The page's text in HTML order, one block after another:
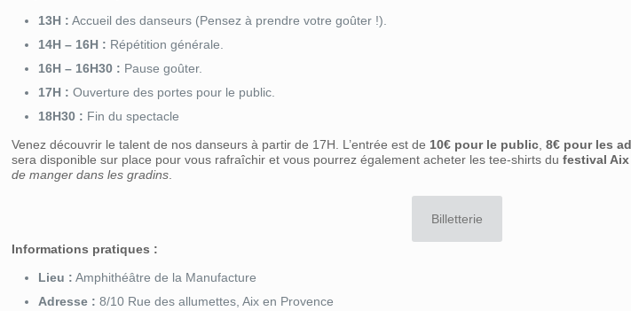
13H : Accueil des danseurs (Pensez à prendre votre goûter !).
14H – 16H : Répétition générale.
16H – 16H30 : Pause goûter.
17H : Ouverture des portes pour le public.
18H30 : Fin du spectacle
Venez découvrir le talent de nos danseurs à partir de 17H. L’entrée est de 10€ pour le public ,8€ pour les
sera disponible sur place pour vous rafraîchir et vous pourrez également acheter les tee-shirts dufestival
de manger dans les gradins
Billetterie
Informations pratiques :
Lieu : Amphithéâtre de la Manufacture
Adresse : 8/10 Rue des allumettes, Aix en Provence